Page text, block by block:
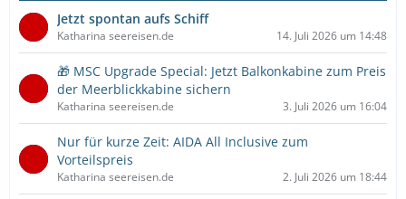
Jetzt spontan aufs Schiff
Katharina seereisen.de 14. Juli 2026 um 14:48
🎁 MSC Upgrade Special: Jetzt Balkonkabine zum Preis
der Meerblickkabine sichern
Katharina seereisen.de 3. Juli 2026 um 16:04
Nur für kurze Zeit: AIDA All Inclusive zum
Vorteilspreis
Katharina seereisen.de 2. Juli 2026 um 18:44